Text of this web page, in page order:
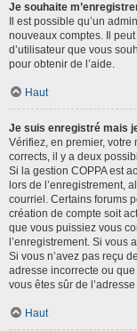
Je souhaite
Il est possible qu’un
nouveaux comptes. Il
d’utilisateur que vous
pour obtenir de l’aide.
Haut
Je suis enregistré mais
Vérifiez, en premier, votre
corrects, il y a deux
Si la gestion COPPA est
lors de l’enregistrement,
courriel. Certains forums
création de compte soit
que vous puissiez vous
l’enregistrement. Si vous
Si vous n’avez pas reçu
adresse incorrecte ou
vous êtes sûr de
Haut